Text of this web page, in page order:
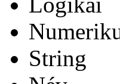
String